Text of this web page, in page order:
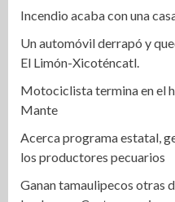
Incendio acaba con una
Un automóvil derrapó y
El Limón-Xicoténcatl.
Motociclista termina en el
Mante
Acerca programa estatal,
los productores pecuarios
Ganan tamaulipecos otras